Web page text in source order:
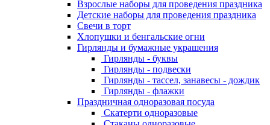
Взрослые наборы для проведения праздника
Детские наборы для проведения праздника
Свечи в торт
Хлопушки и бенгальские огни
Гирлянды и бумажные украшения
Гирлянды - буквы
Гирлянды - подвески
Гирлянды - тассел, занавесы - дождик
Гирлянды - флажки
Праздничная одноразовая посуда
Скатерти одноразовые